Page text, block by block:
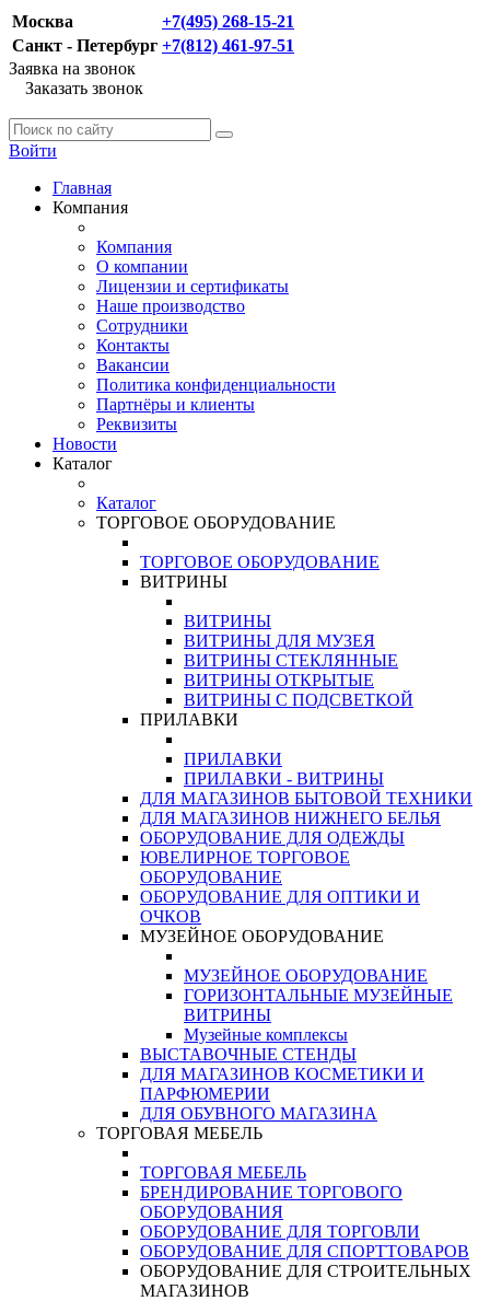
Москва
+7(495) 268-15-21
Санкт - Петербург +7(812) 461-97-51
Заявка на звонок
Заказать звонок
Войти
Главная
Компания
Компания
О компании
Лицензии и сертификаты
Наше производство
Сотрудники
Контакты
Вакансии
Политика конфиденциальности
Партнёры и клиенты
Реквизиты
Новости
Каталог
Каталог
ТОРГОВОЕ ОБОРУДОВАНИЕ
ТОРГОВОЕ ОБОРУДОВАНИЕ
ВИТРИНЫ
ВИТРИНЫ
ВИТРИНЫ ДЛЯ МУЗЕЯ
ВИТРИНЫ СТЕКЛЯННЫЕ
ВИТРИНЫ ОТКРЫТЫЕ
ВИТРИНЫ С ПОДСВЕТКОЙ
ПРИЛАВКИ
ПРИЛАВКИ
ПРИЛАВКИ - ВИТРИНЫ
ДЛЯ МАГАЗИНОВ БЫТОВОЙ ТЕХНИКИ
ДЛЯ МАГАЗИНОВ НИЖНЕГО БЕЛЬЯ
ОБОРУДОВАНИЕ ДЛЯ ОДЕЖДЫ
ЮВЕЛИРНОЕ ТОРГОВОЕ
ОБОРУДОВАНИЕ
ОБОРУДОВАНИЕ ДЛЯ ОПТИКИ И
ОЧКОВ
МУЗЕЙНОЕ ОБОРУДОВАНИЕ
МУЗЕЙНОЕ ОБОРУДОВАНИЕ
ГОРИЗОНТАЛЬНЫЕ МУЗЕЙНЫЕ
ВИТРИНЫ
Музейные комплексы
ВЫСТАВОЧНЫЕ СТЕНДЫ
ДЛЯ МАГАЗИНОВ КОСМЕТИКИ И
ПАРФЮМЕРИИ
ДЛЯ ОБУВНОГО МАГАЗИНА
ТОРГОВАЯ МЕБЕЛЬ
ТОРГОВАЯ МЕБЕЛЬ
БРЕНДИРОВАНИЕ ТОРГОВОГО
ОБОРУДОВАНИЯ
ОБОРУДОВАНИЕ ДЛЯ ТОРГОВЛИ
ОБОРУДОВАНИЕ ДЛЯ СПОРТТОВАРОВ
ОБОРУДОВАНИЕ ДЛЯ СТРОИТЕЛЬНЫХ
МАГАЗИНОВ